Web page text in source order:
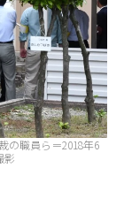
の職員ら＝2018年6
影